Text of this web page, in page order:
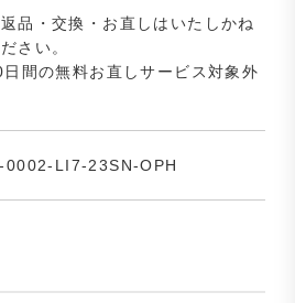
品・交換・お直しはいたしかね
さい。
間の無料お直しサービス対象外
0002-LI7-23SN-OPH